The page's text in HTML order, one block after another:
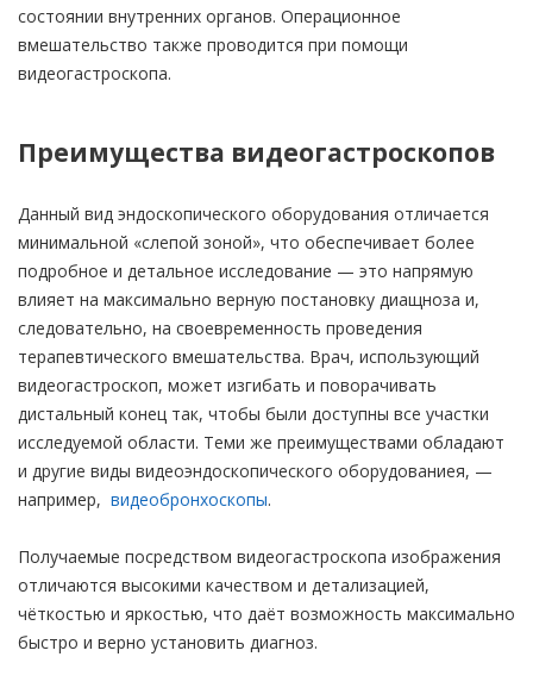
состоянии внутренних органов. Операционное
вмешательство также проводится при помощи
видеогастроскопа.
Преимущества видеогастроскопов
Данный вид эндоскопического оборудования отличается
минимальной «слепой зоной», что обеспечивает более
подробное и детальное исследование — это напрямую
влияет на максимально верную постановку диащноза и,
следовательно, на своевременность проведения
терапевтического вмешательства. Врач, использующий
видеогастроскоп, может изгибать и поворачивать
дистальный конец так, чтобы были доступны все участки
исследуемой области. Теми же преимуществами обладают
и другие виды видеоэндоскопического оборудованиея, —
например, видеобронхоскопы.
Получаемые посредством видеогастроскопа изображения
отличаются высокими качеством и детализацией,
чёткостью и яркостью, что даёт возможность максимально
быстро и верно установить диагноз.